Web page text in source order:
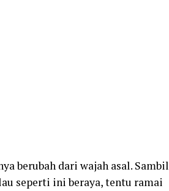
berubah dari wajah asal. Sambil
seperti ini beraya, tentu ramai